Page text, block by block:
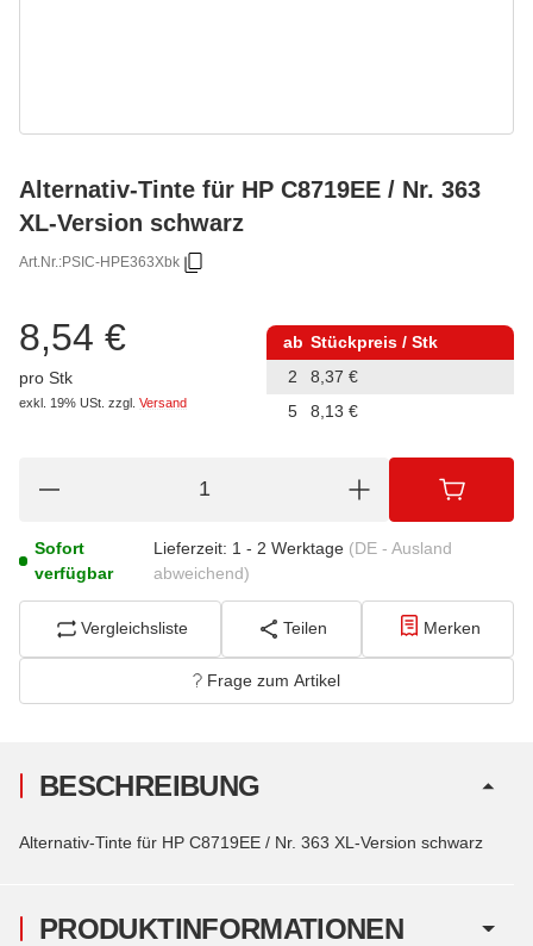
Alternativ-Tinte für HP C8719EE / Nr. 363
XL-Version schwarz
Art.Nr.:PSIC-HPE363Xbk
8,54 €
pro Stk
exkl. 19% USt. zzgl. Versand
ab Stückpreis / Stk
2
8,37 €
5
8,13 €
Sofort
verfügbar
Lieferzeit: 1 - 2 Werktage (DE - Ausland
abweichend)
Vergleichsliste Teilen Merken
Frage zum Artikel
PRODUKTINFORMATIONEN
BESCHREIBUNG
Alternativ-Tinte für HP C8719EE / Nr. 363 XL-Version schwarz